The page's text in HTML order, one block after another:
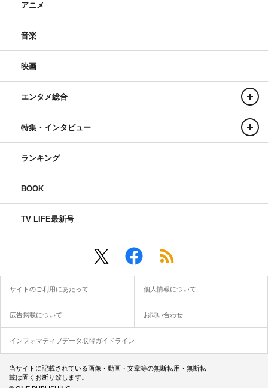
アニメ
音楽
映画
エンタメ総合
特集・インタビュー
ランキング
BOOK
TV LIFE最新号
サイトのご利用にあたって 個人情報について
広告掲載について お問い合わせ
インフォマティブデータ取得ガイドライン
当サイトに記載されている画像・動画・文章等の無断転用・無断転
載は固くお断り致します。